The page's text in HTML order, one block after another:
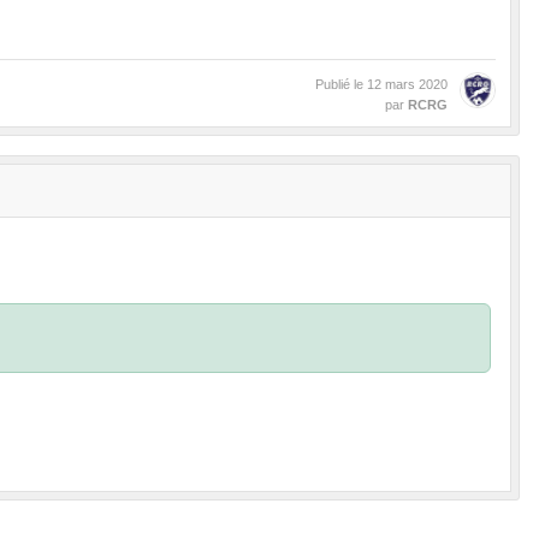
Publié le 12 mars 2020
par RCRG